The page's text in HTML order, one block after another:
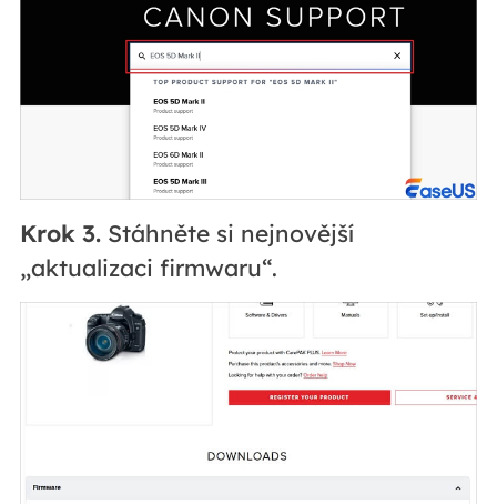
Krok 3.Stáhněte si nejnovější
„aktualizaci firmwaru“.